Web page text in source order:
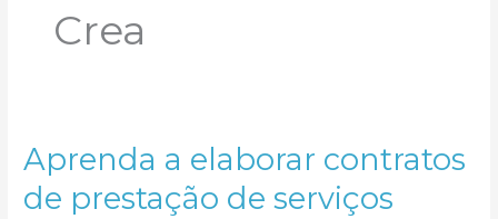
Crea
Aprenda a elaborar contratos
de prestação de serviços